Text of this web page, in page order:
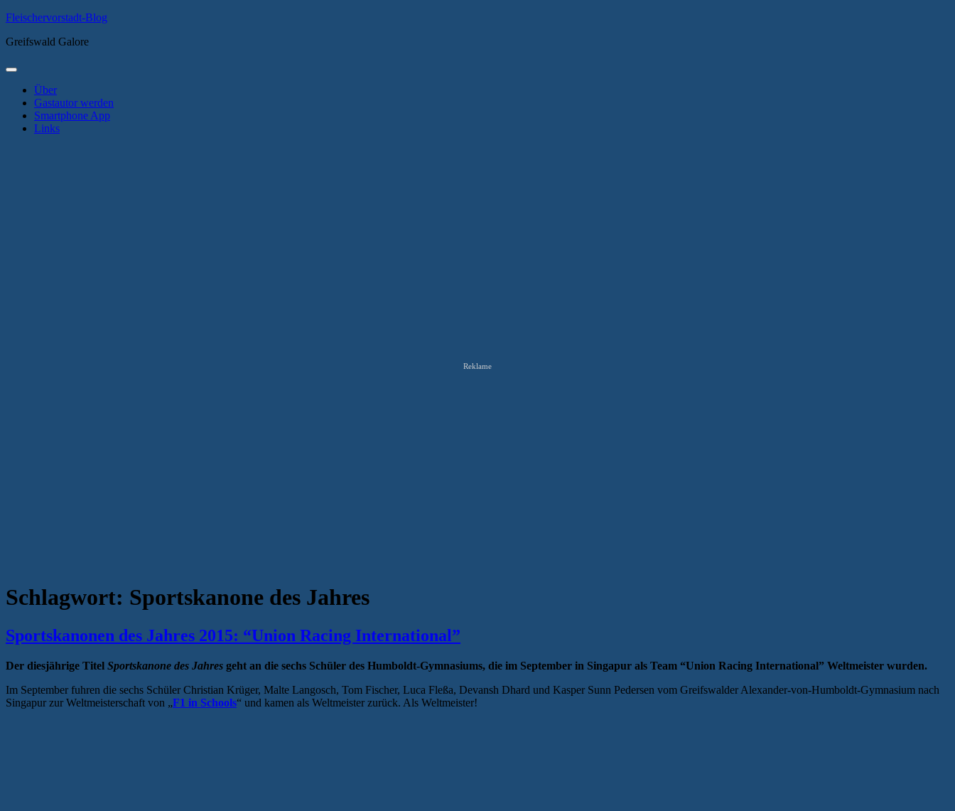
Zum
springen
Fleischervorstadt-Blog
Greifswald Galore
Primäres
Über
Gastautor werden
Smartphone App
Links
Reklame
Schlagwort: Sportskanone des Jahres
Sportskanonen des Jahres 2015: “Union Racing International”
Der diesjährige Titel Sportskanone des Jahres geht an die sechs Schüler des Humboldt-Gymnasiums, die im September in Singapur als Team “Union Racing International” Weltmeister wurden.
Im September fuhren die sechs Schüler Christian Krüger, Malte Langosch, Tom Fischer, Luca Fleßa, Devansh Dhard und Kasper Sunn Pedersen vom Greifswalder Alexander-von-Humboldt-Gymnasium nach
Singapur zur Weltmeisterschaft von „F1 in Schools“ und kamen als Weltmeister zurück. Als Weltmeister!